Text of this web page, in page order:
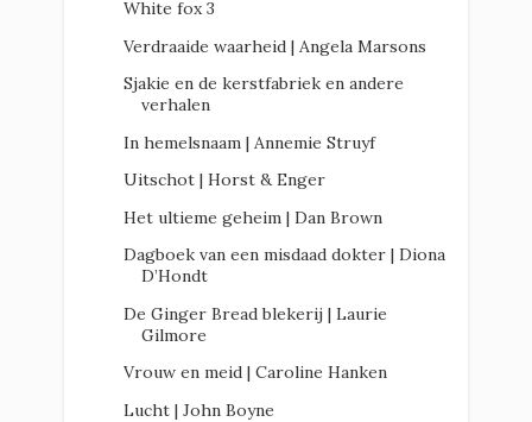
White fox 3
Verdraaide waarheid | Angela Marsons
Sjakie en de kerstfabriek en andere
verhalen
In hemelsnaam | Annemie Struyf
Uitschot | Horst & Enger
Het ultieme geheim | Dan Brown
Dagboek van een misdaad dokter | Diona
D’Hondt
De Ginger Bread blekerij | Laurie
Gilmore
Vrouw en meid | Caroline Hanken
Lucht | John Boyne